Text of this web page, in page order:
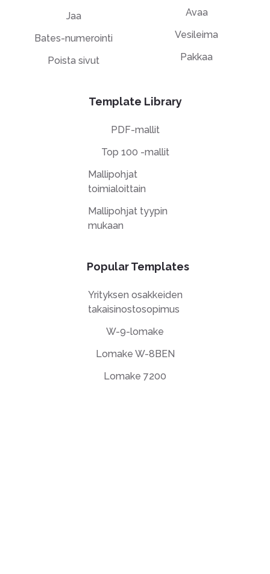
Jaa
Bates-numerointi
Poista sivut
Avaa
Vesileima
Pakkaa
Template Library
PDF-mallit
Top 100 -mallit
Mallipohjat
toimialoittain
Mallipohjat tyypin
mukaan
Popular Templates
Yrityksen osakkeiden
takaisinostosopimus
W-9-lomake
Lomake W-8BEN
Lomake 7200